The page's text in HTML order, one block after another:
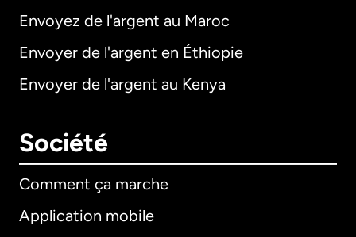
Envoyez de l'argent au Maroc
Envoyer de l'argent en Éthiopie
Envoyer de l'argent au Kenya
Société
Comment ça marche
Application mobile